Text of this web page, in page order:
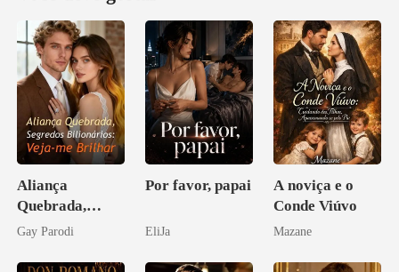
Aliança
Quebrada,
Segredos
Veja-me Brilhar
Gay Parodi
Por favor, papai
EliJa
A noviça e o
Conde Viúvo
Mazane